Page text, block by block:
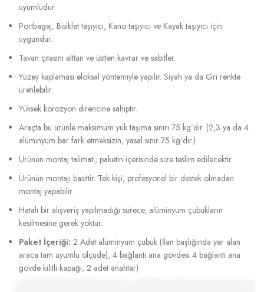
uyumludur.
Portbagaj, Bisiklet taşıyıcı, Kano taşıyıcı ve Kayak taşıyıcı için
uygundur.
Tavan çıtasını alttan ve üstten kavrar ve sabitler.
Yüzey kaplaması eloksal yöntemiyle yapılır. Siyah ya da Gri renkte
üretilebilir.
Yüksek korozyon direncine sahiptir.
Araçta bu ürünle maksimum yük taşıma sınırı 75 kg’dır. (2,3 ya da 4
alüminyum bar fark etmeksizin, yasal sınır 75 kg’dır.)
Ürünün montaj talimatı, paketin içerisinde size teslim edilecektir.
Ürünün montajı basittir. Tek kişi, profesyonel bir destek olmadan
montaj yapabilir.
Hatalı bir alışveriş yapılmadığı sürece, alüminyum çubukların
kesilmesine gerek yoktur.
Paket İçeriği: 2 Adet alüminyum çubuk (İlan başlığında yer alan
araca tam uyumlu ölçüde), 4 bağlantı ana gövdesi 4 bağlantı ana
gövde kilitli kapağı, 2 adet anahtar)